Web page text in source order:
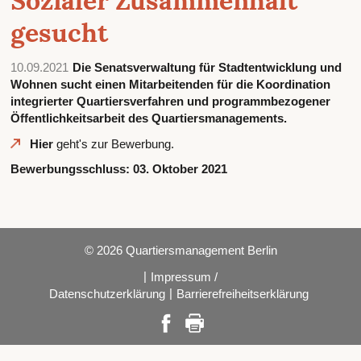
gesucht
10.09.2021 Die Senatsverwaltung für Stadtentwicklung und
Wohnen sucht einen Mitarbeitenden für die Koordination
integrierter Quartiersverfahren und programmbezogener
Öffentlichkeitsarbeit des Quartiersmanagements.
Hier geht's zur Bewerbung.
Bewerbungsschluss: 03. Oktober 2021
© 2026 Quartiersmanagement Berlin
| Impressum /
Datenschutzerklärung | Barrierefreiheitserklärung